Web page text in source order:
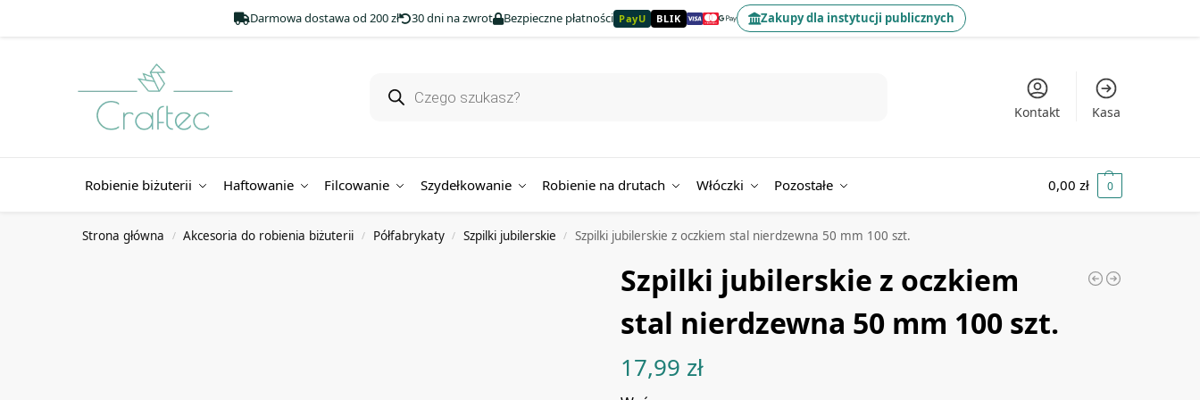
Darmowa dostawa od 200 zł 30 dni na zwrot Bezpieczne płatności PayU BLIK Zakupy dla instytucji publicznych
Kontakt Kasa
Robienie biżuterii Haftowanie Filcowanie Szydełkowanie Robienie na drutach Włóczki Pozostałe 0,00 zł 0
Strona główna / Akcesoria do robienia biżuterii / Półfabrykaty / Szpilki jubilerskie / Szpilki jubilerskie z oczkiem stal nierdzewna 50 mm 100 szt.
Szpilki jubilerskie z oczkiem
stal nierdzewna 50 mm 100 szt.
17,99 zł